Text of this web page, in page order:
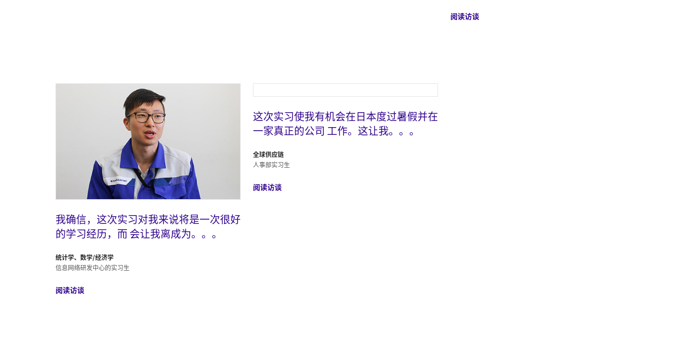
阅读访谈
我确信，这次实习对我来说将是一次很好
的学习经历，而 会让我离成为。。。
统计学、数学/经济学
信息网络研发中心的实习生
阅读访谈
这次实习使我有机会在日本度过暑假并在
一家真正的公司 工作。这让我。。。
全球供应链
人事部实习生
阅读访谈